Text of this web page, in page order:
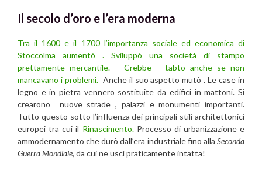
Il secolo d’oro e l’era moderna
Tra il 1600 e il 1700 l’importanza sociale ed economica di
Stoccolma aumentò . Sviluppò una società di stampo
prettamente mercantile. Crebbe tabto anche se non
mancavano i problemi. Anche il suo aspetto mutò . Le case in
legno e in pietra vennero sostituite da edifici in mattoni. Si
crearono nuove strade , palazzi e monumenti importanti.
Tutto questo sotto l’influenza dei principali stili architettonici
europei tra cui il Rinascimento.Processo di urbanizzazione e
ammodernamento che durò dall’era industriale fino alla Seconda
Guerra Mondiale, da cui ne uscì praticamente intatta!